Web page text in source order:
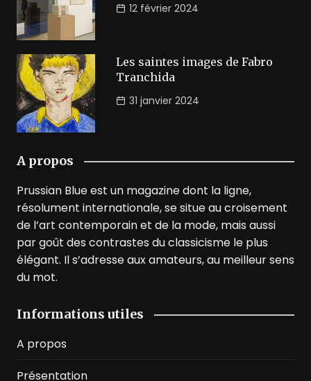
12 février 2024
Les saintes images de Fabro
Tranchida
31 janvier 2024
A propos
Prussian Blue est un magazine dont la ligne,
résolument internationale, se situe au croisement
de l’art contemporain et de la mode, mais aussi
par goût des contrastes du classicisme le plus
élégant. Il s’adresse aux amateurs, au meilleur sens
du mot.
Informations utiles
A propos
Présentation